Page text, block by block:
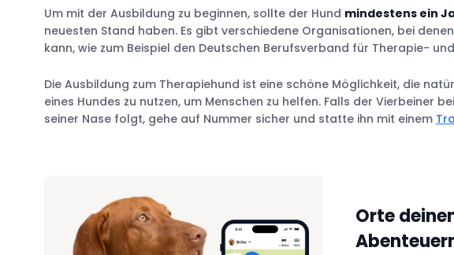
Um mit der Ausbildung zu beginnen, sollte der Hund mindestens ein
neuesten Stand haben. Es gibt verschiedene Organisationen, bei
kann, wie zum Beispiel den Deutschen Berufsverband für Therapie-
Die Ausbildung zum Therapiehund ist eine schöne Möglichkeit, die
eines Hundes zu nutzen, um Menschen zu helfen. Falls der Vierbeiner
seiner Nase folgt, gehe auf Nummer sicher und statte ihn mit einem
Orte